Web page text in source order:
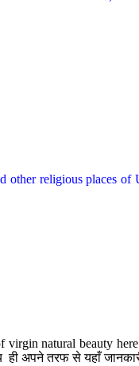
religious places of
natural beauty
अपने तरफ से यहाँ